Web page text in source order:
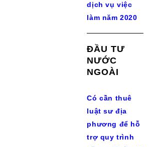
dịch vụ việc
làm năm 2020
ĐẦU TƯ
NƯỚC
NGOÀI
Có cần thuê
luật sư địa
phương để hỗ
trợ quy trình